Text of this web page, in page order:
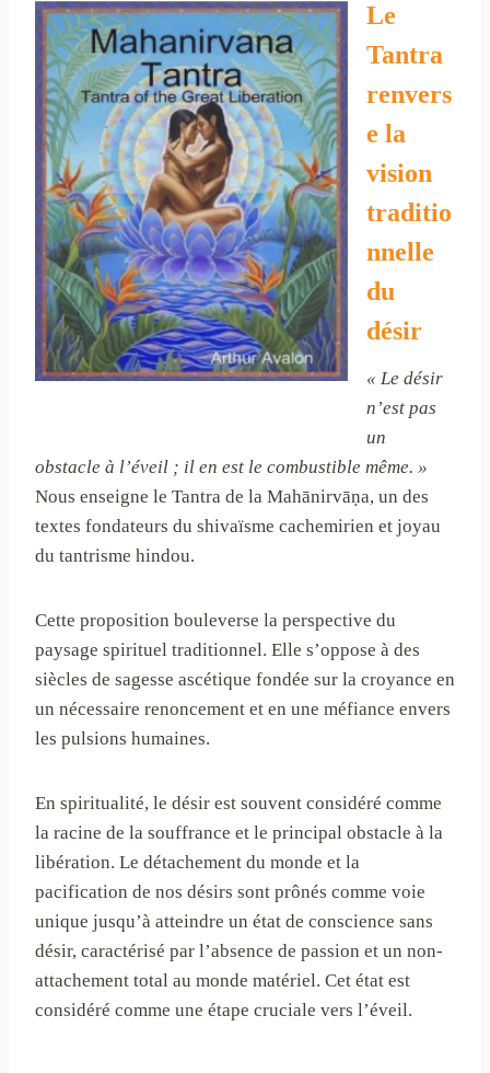
Le
Tantra
renvers
e la
vision
traditio
nnelle
du
désir
« Le désir
n’est pas
un
obstacle à l’éveil ; il en est le combustible même. »
Nous enseigne le Tantra de la Mahānirvāṇa, un des
textes fondateurs du shivaïsme cachemirien et joyau
du tantrisme hindou.
Cette proposition bouleverse la perspective du
paysage spirituel traditionnel. Elle s’oppose à des
siècles de sagesse ascétique fondée sur la croyance en
un nécessaire renoncement et en une méfiance envers
les pulsions humaines.
En spiritualité, le désir est souvent considéré comme
la racine de la souffrance et le principal obstacle à la
libération. Le détachement du monde et la
pacification de nos désirs sont prônés comme voie
unique jusqu’à atteindre un état de conscience sans
désir, caractérisé par l’absence de passion et un non-
attachement total au monde matériel. Cet état est
considéré comme une étape cruciale vers l’éveil.